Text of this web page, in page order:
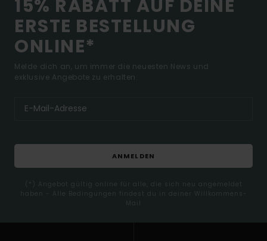
15% RABATT AUF DEINE
ERSTE BESTELLUNG
ONLINE*
Melde dich an, um immer die neuesten News und
exklusive Angebote zu erhalten.
ANMELDEN
(*) Angebot gültig online für alle, die sich neu angemeldet
haben - Alle Bedingungen findest du in deiner Willkommens-
Mail